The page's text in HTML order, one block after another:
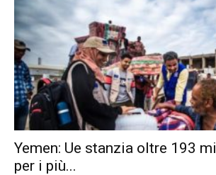
Yemen: Ue stanzia oltre 193
per i più...